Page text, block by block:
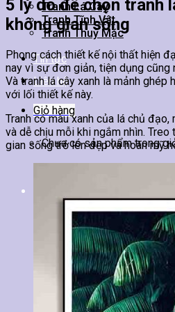
Tranh Lá Cây
Tranh Tĩnh Vật
Tranh Thuỷ Mặc
Tin tức
Liên hệ
Giỏ hàng
Chưa có sản phẩm trong
5 lý do để chọn tranh
không gian sống
Phong cách thiết kế nội thất hiện
nay vì sự đơn giản, tiện dụng cũng
Và tranh lá cây xanh là mảnh ghép
với lối thiết kế này.
Tranh có màu xanh của lá chủ
và dễ chịu mỗi khi ngắm nhìn. Treo
gian sống trở lên đẹp và hoàn mỹ